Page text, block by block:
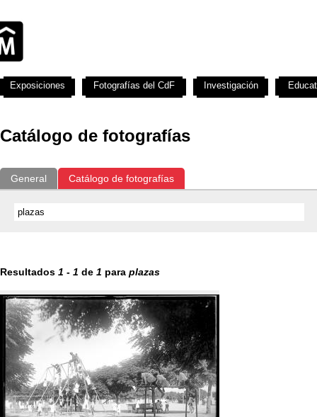
Catálogo de fotografías
General Catálogo de fotografías
Resultados 1 - 1 de 1 para plazas
Exposiciones Fotografías del CdF Investigación